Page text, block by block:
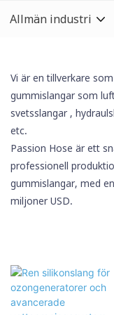
Allmän industri
Vi är en tillverkare
gummislangar som
svetsslangar,
etc.
Passion Hose är ett
professionell
gummislangar, med
miljoner USD.